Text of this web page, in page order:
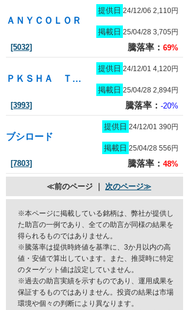
ＡＮＹＣＯＬＯＲ
提供日 24/12/06 2,110円
掲載日 25/04/28 3,705円
[5032] 騰落率： 69%
ＰＫＳＨＡ Ｔｅｃｈｎｏｌｏｇｙ
提供日 24/12/01 4,120円
掲載日 25/04/28 2,894円
[3993] 騰落率： -20%
ブシロード
提供日 24/12/01 390円
掲載日 25/04/28 556円
[7803] 騰落率： 48%
≪前のページ ｜ 次のページ≫
※本ページに掲載している銘柄は、弊社が提供し
た助言の一例であり、全ての助言が同様の結果を
得られるものではありません。
※騰落率は提供時終値を基準に、3か月以内の高
値・安値で算出しています。また、推奨時に特定
のターゲット値は設定していません。
※過去の助言実績を示すものであり、運用成果を
保証するものではありません。投資の結果は市場
環境や個々の判断により異なります。